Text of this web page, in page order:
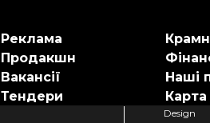
Реклама
Продакшн
Вакансії
Тендери
Наші
Карта
Design